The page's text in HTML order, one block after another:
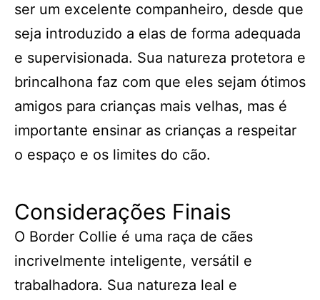
ser um excelente companheiro, desde que
seja introduzido a elas de forma adequada
e supervisionada. Sua natureza protetora e
brincalhona faz com que eles sejam ótimos
amigos para crianças mais velhas, mas é
importante ensinar as crianças a respeitar
o espaço e os limites do cão.
Considerações Finais
O Border Collie é uma raça de cães
incrivelmente inteligente, versátil e
trabalhadora. Sua natureza leal e